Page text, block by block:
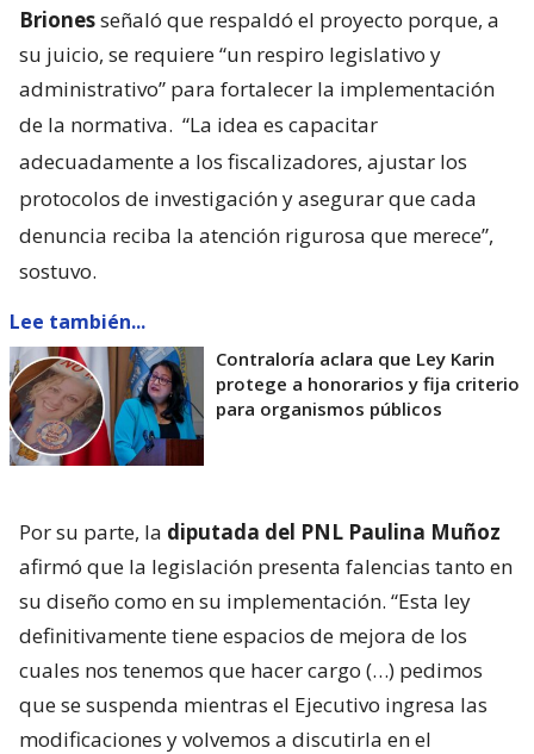
Brionesseñaló que respaldó el proyecto porque, a
su juicio, se requiere “un respiro legislativo y
administrativo” para fortalecer la implementación
de la normativa. “La idea es capacitar
adecuadamente a los fiscalizadores, ajustar los
protocolos de investigación y asegurar que cada
denuncia reciba la atención rigurosa que merece”,
sostuvo.
Lee también...
Contraloría aclara que Ley Karin
protege a honorarios y fija criterio
para organismos públicos
Por su parte, la diputada del PNL Paulina Muñoz
afirmó que la legislación presenta falencias tanto en
su diseño como en su implementación. “Esta ley
definitivamente tiene espacios de mejora de los
cuales nos tenemos que hacer cargo (…) pedimos
que se suspenda mientras el Ejecutivo ingresa las
modificaciones y volvemos a discutirla en el